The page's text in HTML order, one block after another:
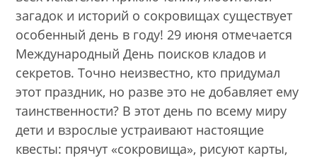
загадок и историй о сокровищах существует
особенный день в году! 29 июня отмечается
Международный День поисков кладов и
секретов. Точно неизвестно, кто придумал
этот праздник, но разве это не добавляет ему
таинственности? В этот день по всему миру
дети и взрослые устраивают настоящие
квесты: прячут «сокровища», рисуют карты,